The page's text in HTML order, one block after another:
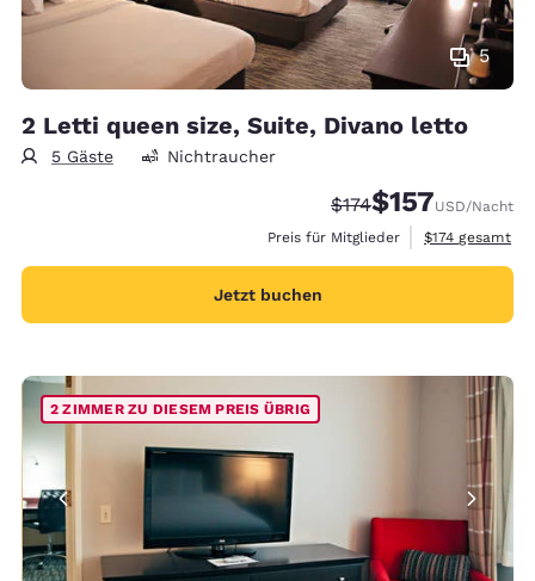
5
2 Letti queen size, Suite, Divano letto
5 Gäste Nichtraucher
Durchgestrichener
$174Vergünstigter
$157USD/Nacht
Preis für Mitglieder
Geschätzte
$174 gesamt
Jetzt buchen
2 ZIMMER ZU DIESEM PREIS ÜBRIG